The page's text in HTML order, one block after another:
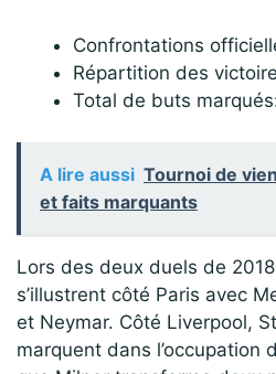
Confrontations
Répartition des
Total de buts
A lire aussi Tournoi de
et faits marquants
Lors des deux duels de
s’illustrent côté Paris avec
et Neymar. Côté Liverpool,
marquent dans l’occupation